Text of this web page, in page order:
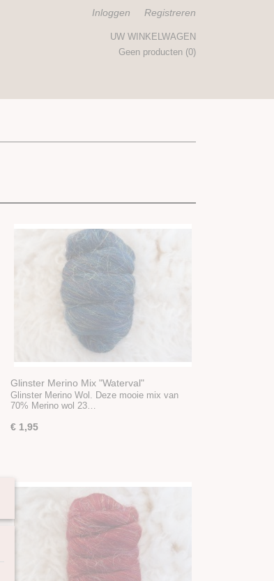
Inloggen Registreren
UW WINKELWAGEN
Geen producten (0)
Glinster Merino Mix "Waterval"
Glinster Merino Wol. Deze mooie mix van
70% Merino wol 23…
€ 1,95